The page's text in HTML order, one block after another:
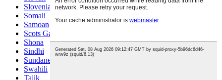
Slovenian
Somali
Samoan
Scots Gaelic
Shona
Sindhi
Sundanese
Swahili
Tajik